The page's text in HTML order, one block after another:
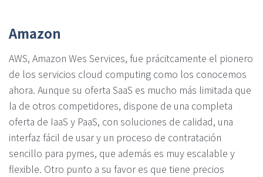
Amazon
AWS, Amazon Wes Services, fue prácitcamente el pionero
de los servicios cloud computing como los conocemos
ahora. Aunque su oferta SaaS es mucho más limitada que
la de otros competidores, dispone de una completa
oferta de IaaS y PaaS, con soluciones de calidad, una
interfaz fácil de usar y un proceso de contratación
sencillo para pymes, que además es muy escalable y
flexible. Otro punto a su favor es que tiene precios